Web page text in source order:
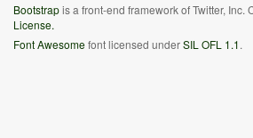
Bootstrapis a front-end framework of Twitter, Inc.
License.
Font Awesomefont licensed underSIL OFL 1.1.